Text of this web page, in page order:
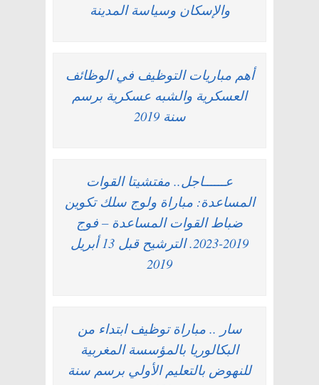
والإسكان وسياسة المدينة
أهم مباريات التوظيف في الوظائف
العسكرية والشبه عسكرية برسم
سنة 2019
عــــــاجل.. مفتشيتا القوات
المساعدة: مباراة ولوج سلك تكوين
ضباط القوات المساعدة – فوج
2019-2023. الترشيح قبل 13 أبريل
2019
سار .. مباراة توظيف ابتداء من
البكالوريا بالمؤسسة المغربية
للنهوض بالتعليم الأولي برسم سنة